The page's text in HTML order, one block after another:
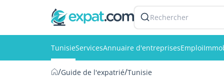
Rechercher
TunisieServicesAnnuaire d'entreprisesEmploi
/Guide de l'expatrié/Tunisie